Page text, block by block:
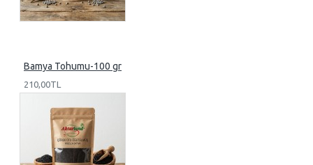
Bamya Tohumu-100 gr
210,00TL